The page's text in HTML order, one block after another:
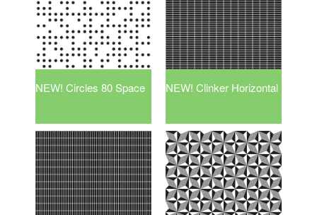
NEW! Circles 80 Space NEW! Clinker Horizontal